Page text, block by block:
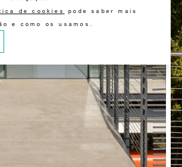
de cookies
pode saber mais
e como os usamos.